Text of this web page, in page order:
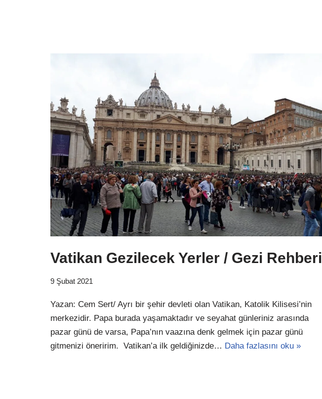
Vatikan Gezilecek Yerler / Gezi Rehberi
9 Şubat 2021
Yazan: Cem Sert/ Ayrı bir şehir devleti olan Vatikan, Katolik Kilisesi’nin
merkezidir. Papa burada yaşamaktadır ve seyahat günleriniz arasında
pazar günü de varsa, Papa’nın vaazına denk gelmek için pazar günü
gitmenizi öneririm. Vatikan’a ilk geldiğinizde… Daha fazlasını oku »